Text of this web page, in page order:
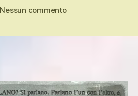
Nessun commentosu